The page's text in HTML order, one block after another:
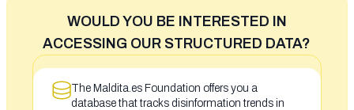
WOULD YOU BE INTERESTED IN
ACCESSING OUR STRUCTURED DATA?
The Maldita.es Foundation offers you a
database that tracks disinformation trends in